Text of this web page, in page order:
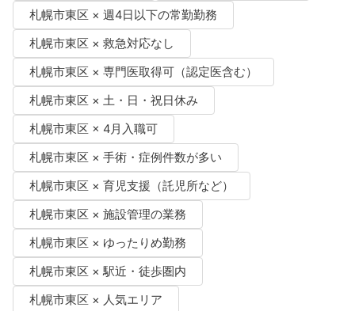
札幌市東区 × 週4日以下の常勤勤務
札幌市東区 × 救急対応なし
札幌市東区 × 専門医取得可（認定医含む）
札幌市東区 × 土・日・祝日休み
札幌市東区 × 4月入職可
札幌市東区 × 手術・症例件数が多い
札幌市東区 × 育児支援（託児所など）
札幌市東区 × 施設管理の業務
札幌市東区 × ゆったりめ勤務
札幌市東区 × 駅近・徒歩圏内
札幌市東区 × 人気エリア